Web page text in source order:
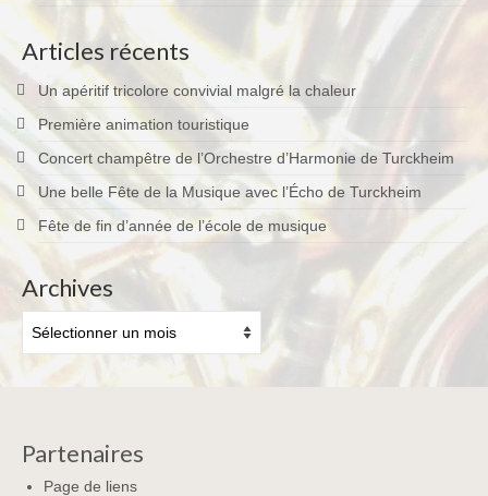
Terkabrass
Historique
Direction
Répertoire Musical
Blog
Contact
Articles récents
Un apéritif tricolore convivial malgré la chaleur
Première animation touristique
Concert champêtre de l’Orchestre d’Harmonie de Turckheim
Une belle Fête de la Musique avec l’Écho de Turckheim
Fête de fin d’année de l’école de musique
Archives
Partenaires
Page de liens